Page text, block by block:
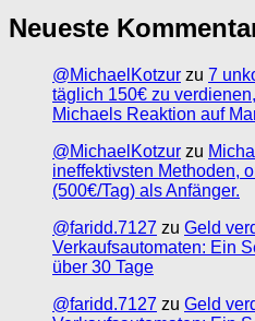
Neueste
@MichaelKotzur zu 7
täglich 150€ zu
Michaels Reaktion auf
@MichaelKotzur zu
ineffektivsten Methoden,
(500€/Tag) als Anfänger.
@faridd.7127 zu Geld
Verkaufsautomaten: Ein
über 30 Tage
@faridd.7127 zu Geld